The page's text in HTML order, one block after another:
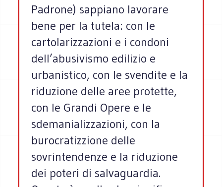
Padrone) sappiano lavorare
bene per la tutela: con le
cartolarizzazioni e i condoni
dell’abusivismo edilizio e
urbanistico, con le svendite e la
riduzione delle aree protette,
con le Grandi Opere e le
sdemanializzazioni, con la
burocratizzione delle
sovrintendenze e la riduzione
dei poteri di salvaguardia.